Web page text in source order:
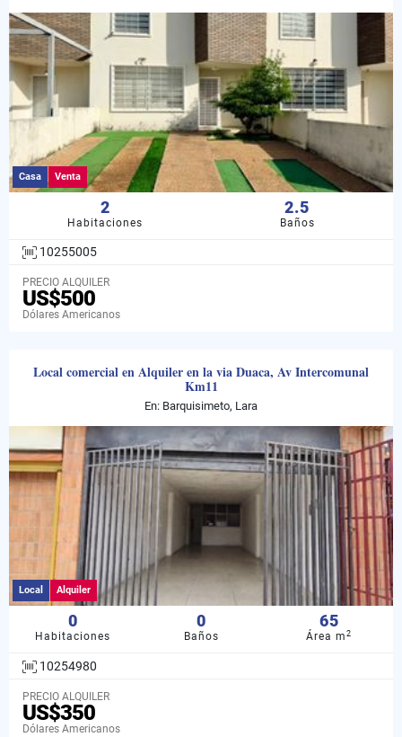
Casa Venta
2
Habitaciones
2.5
Baños
10255005
PRECIO ALQUILER
US$500
Dólares Americanos
Local comercial en Alquiler en la via Duaca, Av Intercomunal
Km11
En: Barquisimeto, Lara
Local Alquiler
0
Habitaciones
0
Baños
65
Área m2
10254980
PRECIO ALQUILER
US$350
Dólares Americanos